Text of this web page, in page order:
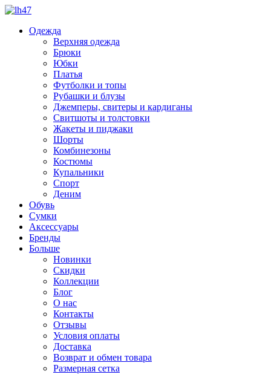
Одежда
Верхняя одежда
Брюки
Юбки
Платья
Футболки и топы
Рубашки и блузы
Джемперы, свитеры и кардиганы
Свитшоты и толстовки
Жакеты и пиджаки
Шорты
Комбинезоны
Костюмы
Купальники
Спорт
Деним
Обувь
Сумки
Аксессуары
Бренды
Больше
Новинки
Скидки
Коллекции
Блог
О нас
Контакты
Отзывы
Условия оплаты
Доставка
Возврат и обмен товара
Размерная сетка